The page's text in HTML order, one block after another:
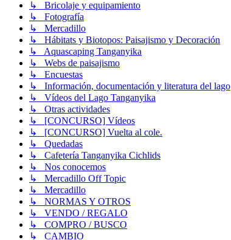
↳ Bricolaje y equipamiento
↳ Fotografía
↳ Mercadillo
↳ Hábitats y Biotopos: Paisajismo y Decoración
↳ Aquascaping Tanganyika
↳ Webs de paisajismo
↳ Encuestas
↳ Información, documentación y literatura del lago
↳ Vídeos del Lago Tanganyika
↳ Otras actividades
↳ [CONCURSO] Vídeos
↳ [CONCURSO] Vuelta al cole.
↳ Quedadas
↳ Cafetería Tanganyika Cichlids
↳ Nos conocemos
↳ Mercadillo Off Topic
↳ Mercadillo
↳ NORMAS Y OTROS
↳ VENDO / REGALO
↳ COMPRO / BUSCO
↳ CAMBIO